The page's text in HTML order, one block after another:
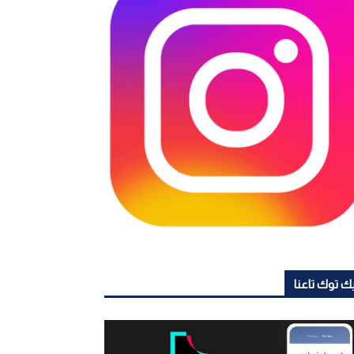
توك تاعنا